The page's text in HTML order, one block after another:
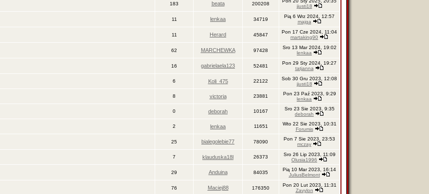
183 beata 200208
jjusti18
11 lenkaa 34719
Pią 6 Wrz 2024, 12:57
majga
11 Herard 45847
Pon 17 Cze 2024, 11:04
martaking90
62 MARCHEWKA 97428
Sro 13 Mar 2024, 19:02
lenkaa
16 gabrielaela123 52481
Pon 29 Sty 2024, 19:27
tatjanna
6 Koli_475 22122
Sob 30 Gru 2023, 12:08
jjusti18
8 victoria 23881
Pon 23 Paź 2023, 9:29
lenkaa
0 deborah 10167
Sro 23 Sie 2023, 9:35
deborah
2 lenkaa 11651
Wto 22 Sie 2023, 10:31
Forumis
25 bialegolebie77 78090
Pon 7 Sie 2023, 23:53
mczay
7 klauduska18l 26373
Sro 26 Lip 2023, 11:09
Olusia1996
29 Anduina 84035
Pią 10 Mar 2023, 16:14
JuliusBelmont
76 Maciej88 176350
Pon 20 Lut 2023, 11:31
Zavylon